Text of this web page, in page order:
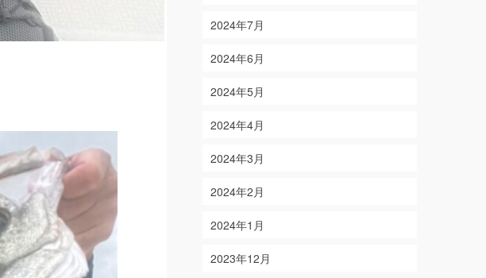
2024年7月
2024年6月
2024年5月
2024年4月
2024年3月
2024年2月
2024年1月
2023年12月